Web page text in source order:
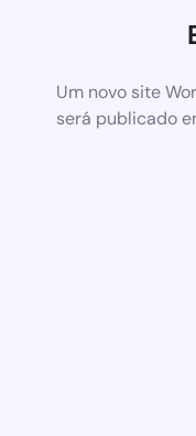
Um novo site
será publicado